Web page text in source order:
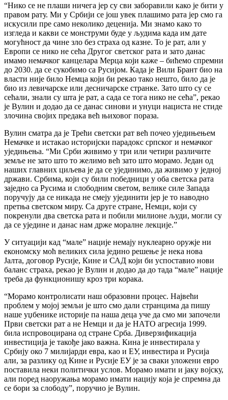
“Нико се не плаши ничега јер су сви заборавили како је бити у
правом рату. Ми у Србији се још увек плашимо рата јер смо га
искусили пре само неколико деценија. Ми знамо како то
изгледа и какви се монструми буде у људима када им дате
могућност да чине зло без страха од казне. То је рат, али у
Европи се нико не сећа Другог светског рата и зато данас
имамо немачког канцелара Мерца који каже – бићемо спремни
до 2030. да се сукобимо са Русијом. Када је Вили Брант био на
власти није било Немца који би рекао тако нешто, било да је
био из левичарске или десничарске странке. Зато што су се
сећали, знали су шта је рат, а сада се тога нико не сећа”, рекао
је Вулин и додао да се данас синови и унуци нациста не стиде
злочина својих предака већ њиховог пораза.
Вулин сматра да је Трећи светски рат већ почео уједињењем
Немачке и истакао историјски парадокс српског и немачког
уједињења. “Ми Срби живимо у три или четири различите
земље не зато што то желимо већ зато што морамо. Један од
наших главних циљева је да се ујединимо, да живимо у једној
држави. Србима, који су били победници у оба светска рата
заједно са Русима и слободним светом, велике силе Запада
поручују да се никада не смеју ујединити јер је то наводно
претња светском миру. Са друге стране, Немци, који су
покренули два светска рата и побили милионе људи, могли су
да се уједине и данас нам држе моралне лекције.”
У ситуацији кад “мале” нације немају нуклеарно оружје ни
економску моћ великих сила једино решење је нека нова
Јалта, договор Русије, Кине и САД који би успоставио нови
баланс страха, рекао је Вулин и додао да до тада “мале” нације
треба да функционишу кроз три корака.
“Морамо контролисати наш образовни процес. Највећи
проблем у мојој земљи је што смо дали странцима да пишу
наше уџбенике историје па наша деца уче да смо ми започели
Први светски рат а не Немци и да је НАТО агресија 1999.
била испровоцирана од стране Срба. Диверзификација
инвестиција је такође јако важна. Кина је инвестирала у
Србију око 7 милијарди евра, као и ЕУ, инвестира и Русија
али, за разлику од Кине и Русије ЕУ је за сваки уложени евро
поставила неки политички услов. Морамо имати и јаку војску,
али поред наоружања морамо имати нацију која је спремна да
се бори за слободу”, поручио је Вулин.